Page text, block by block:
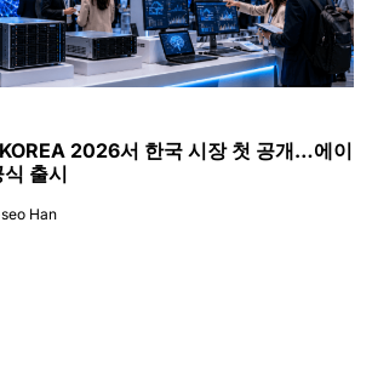
2026서 한국 시장 첫 공개…에이
출시
Han